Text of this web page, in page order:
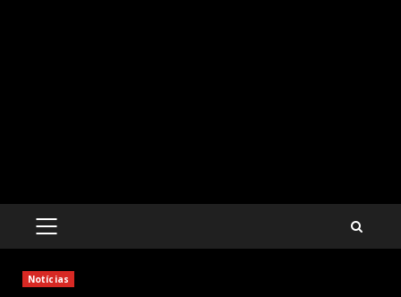
PRIMARY
Notícias